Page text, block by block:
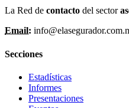
La Red de contacto del sector
Email:
Secciones
Estadísticas
Informes
Presentaciones